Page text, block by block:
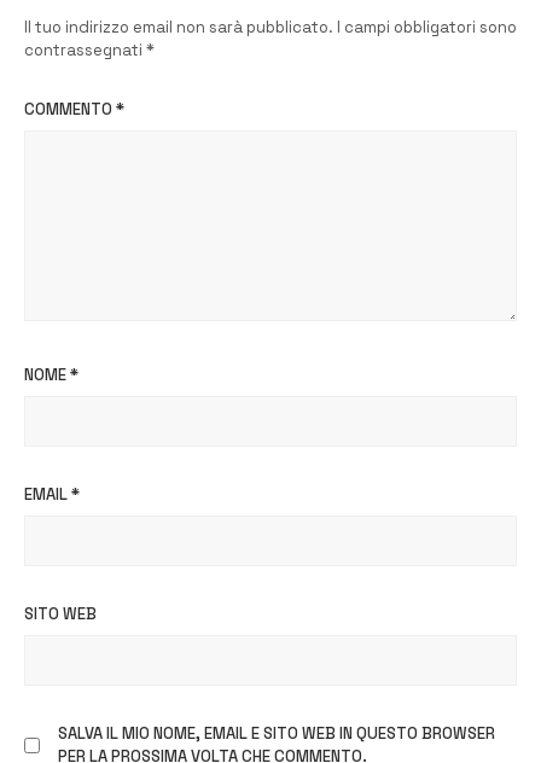
Il tuo indirizzo email non sarà pubblicato. I campi obbligatori sono
contrassegnati *
COMMENTO *
NOME*
EMAIL*
SITO WEB
SALVA IL MIO NOME, EMAIL E SITO WEB IN QUESTO BROWSER
PER LA PROSSIMA VOLTA CHE COMMENTO.